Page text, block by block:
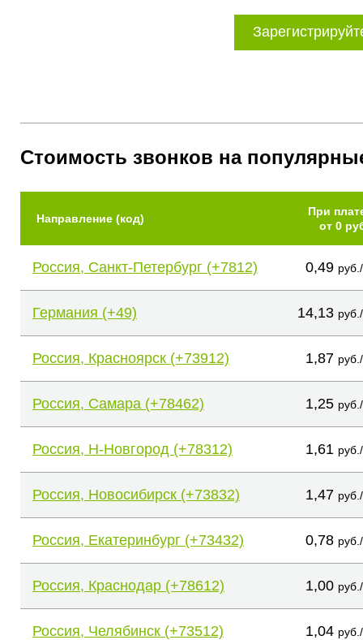
Стоимость звонков на
Направление (код)
При
от 0
Россия, Санкт-Петербург (+7812) 0,49
Германия (+49) 14,13
Россия, Красноярск (+73912) 1,87
Россия, Самара (+78462) 1,25
Россия, Н-Новгород (+78312) 1,61
Россия, Новосибирск (+73832) 1,47
Россия, Екатеринбург (+73432) 0,78
Россия, Краснодар (+78612) 1,00
Россия, Челябинск (+73512) 1,04